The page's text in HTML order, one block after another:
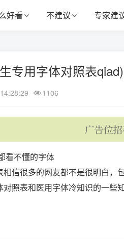
好看 不建议 专家建
专用字体对照表qiad)
1106
信很多的网友都不是很明白
照表和医用字体冷知识的一